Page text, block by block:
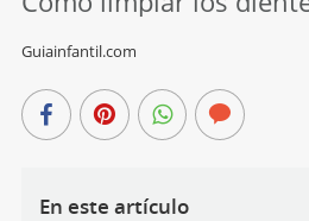
Guiainfantil.com
En este artículo